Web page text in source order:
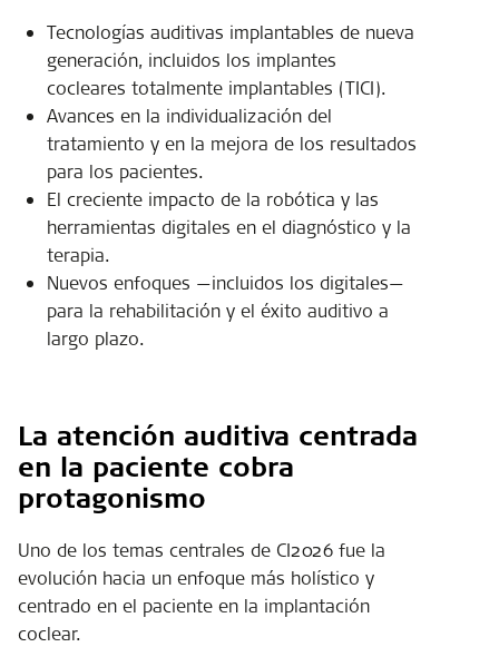
Tecnologías auditivas implantables de nueva
generación, incluidos los implantes
cocleares totalmente implantables (TICI).
Avances en la individualización del
tratamiento y en la mejora de los resultados
para los pacientes.
El creciente impacto de la robótica y las
herramientas digitales en el diagnóstico y la
terapia.
Nuevos enfoques —incluidos los digitales—
para la rehabilitación y el éxito auditivo a
largo plazo.
La atención auditiva centrada
en la paciente cobra
protagonismo
Uno de los temas centrales de CI2026 fue la
evolución hacia un enfoque más holístico y
centrado en el paciente en la implantación
coclear.